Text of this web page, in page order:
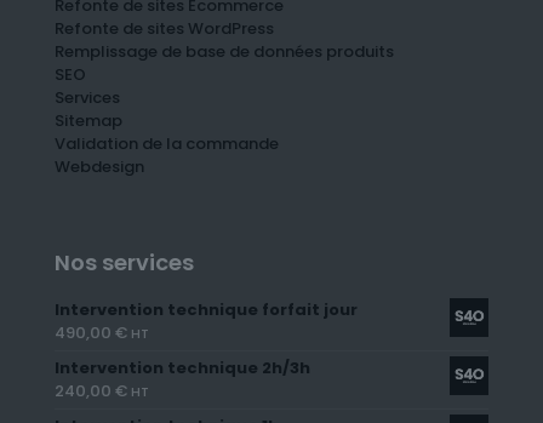
Refonte de sites Ecommerce
Refonte de sites WordPress
Remplissage de base de données produits
SEO
Services
Sitemap
Validation de la commande
Webdesign
Nos services
Intervention technique forfait jour
490,00 € HT
Intervention technique 2h/3h
240,00 € HT